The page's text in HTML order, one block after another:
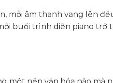
mỗi âm thanh vang lên
buổi trình diễn piano trở